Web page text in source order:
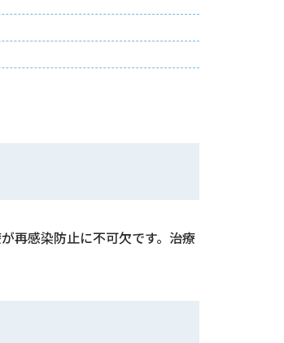
再感染防止に不可欠です。治療